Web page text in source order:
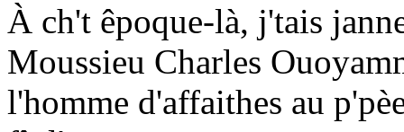
À ch't êpoque-là, j'tais
Moussieu Charles
l'homme d'affaithes au